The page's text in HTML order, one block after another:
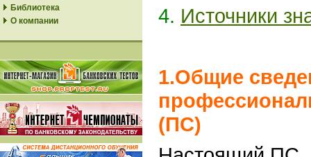
Библиотека
О компании
4. Источники
1.Общие
(ПС)